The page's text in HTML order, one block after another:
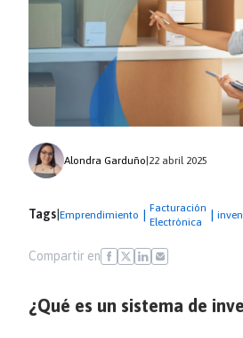
Alondra Garduño 22 abril 2025
Tags Emprendimiento
Facturación
Electrónica
Compartir en
¿Qué es un sistema de